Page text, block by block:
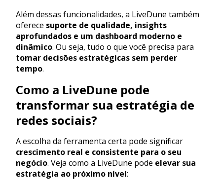
Além dessas funcionalidades, a LiveDune também
oferece suporte de qualidade, insights
aprofundados e um dashboard moderno e
dinâmico. Ou seja, tudo o que você precisa para
tomar decisões estratégicas sem perder
tempo.
Como a LiveDune pode
transformar sua estratégia de
redes sociais?
A escolha da ferramenta certa pode significar
crescimento real e consistente para o seu
negócio. Veja como a LiveDune pode elevar sua
estratégia ao próximo nível: